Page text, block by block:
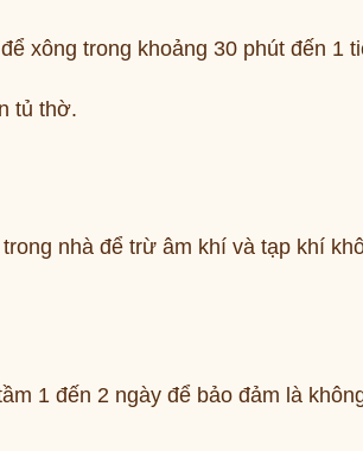
xông trong khoảng 30 phút đến 1
tủ thờ.
nhà để trừ âm khí và tạp khí
1 đến 2 ngày để bảo đảm là